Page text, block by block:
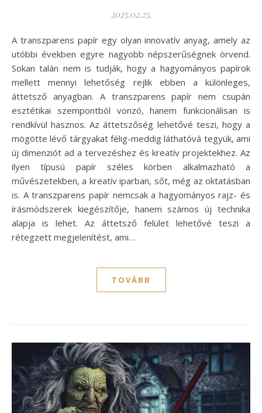
2025.02.25.
A transzparens papír egy olyan innovatív anyag, amely az
utóbbi években egyre nagyobb népszerűségnek örvend.
Sokan talán nem is tudják, hogy a hagyományos papírok
mellett mennyi lehetőség rejlik ebben a különleges,
áttetsző anyagban. A transzparens papír nem csupán
esztétikai szempontból vonzó, hanem funkcionálisan is
rendkívül hasznos. Az áttetszőség lehetővé teszi, hogy a
mögötte lévő tárgyakat félig-meddig láthatóvá tegyük, ami
új dimenziót ad a tervezéshez és kreatív projektekhez. Az
ilyen típusú papír széles körben alkalmazható a
művészetekben, a kreatív iparban, sőt, még az oktatásban
is. A transzparens papír nemcsak a hagyományos rajz- és
írásmódszerek kiegészítője, hanem számos új technika
alapja is lehet. Az áttetsző felület lehetővé teszi a
rétegzett megjelenítést, ami…
TOVÁBB